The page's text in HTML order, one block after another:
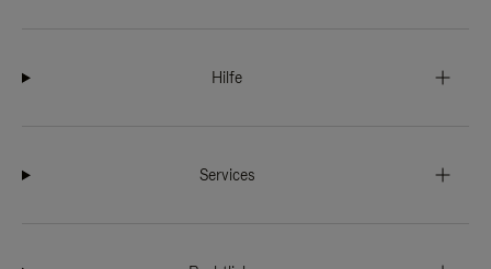
Hilfe
Services